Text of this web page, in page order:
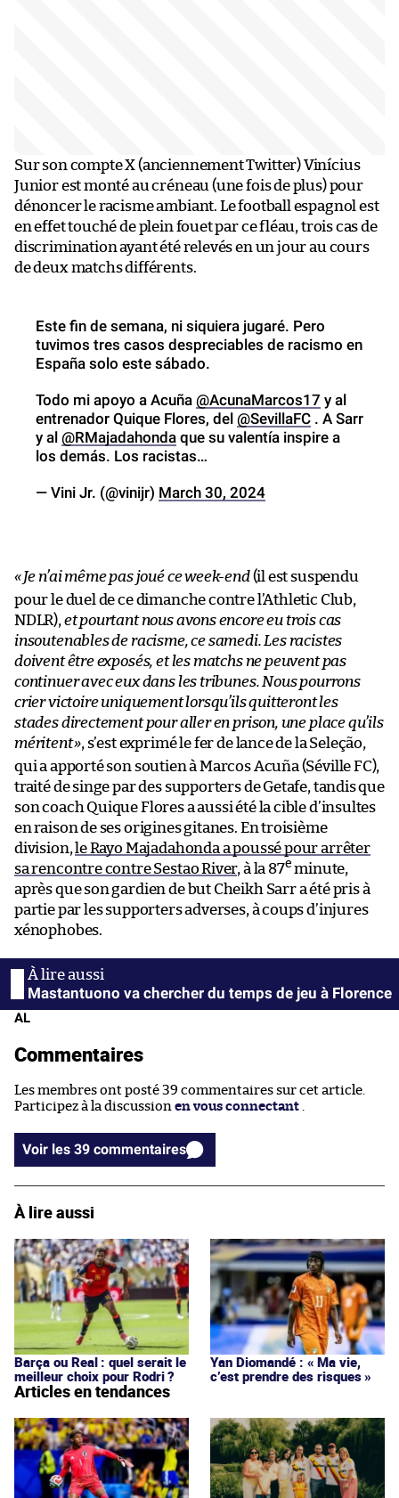
Sur son compte X (anciennement Twitter) Vinícius
Junior est monté au créneau (une fois de plus) pour
dénoncer le racisme ambiant. Le football espagnol est
en effet touché de plein fouet par ce fléau, trois cas de
discrimination ayant été relevés en un jour au cours
de deux matchs différents.
Este fin de semana, ni siquiera jugaré. Pero
tuvimos tres casos despreciables de racismo en
España solo este sábado.
Todo mi apoyo a Acuña @AcunaMarcos17 y al
entrenador Quique Flores, del @SevillaFC . A Sarr
y al @RMajadahonda que su valentía inspire a
los demás. Los racistas…
— Vini Jr. (@vinijr) March 30, 2024
«Je n’ai même pas joué ce week-end(il est suspendu
pour le duel de ce dimanche contre l’Athletic Club,
NDLR), et pourtant nous avons encore eu trois cas
insoutenables de racisme, ce samedi. Les racistes
doivent être exposés, et les matchs ne peuvent pas
continuer avec eux dans les tribunes. Nous pourrons
crier victoire uniquement lorsqu’ils quitteront les
stades directement pour aller en prison, une place qu’ils
méritent», s’est exprimé le fer de lance de la Seleção,
qui a apporté son soutien à Marcos Acuña (Séville FC),
traité de singe par des supporters de Getafe, tandis que
son coach Quique Flores a aussi été la cible d’insultes
en raison de ses origines gitanes. En troisième
division, le Rayo Majadahonda a poussé pour arrêter
sa rencontre contre Sestao River, à la 87e minute,
après que son gardien de but Cheikh Sarr a été pris à
partie par les supporters adverses, à coups d’injures
xénophobes.
Mastantuono va chercher du temps de jeu à Florence
AL
Commentaires
Les membres ont posté 39 commentaires sur cet article.
Participez à la discussion en vous connectant
Voir les 39 commentaires
À lire aussi
Barça ou Real : quel serait le
meilleur choix pour Rodri ?
Yan Diomandé : « Ma vie,
c’est prendre des risques »
Articles en tendances